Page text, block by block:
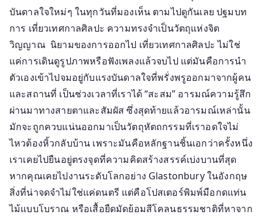
ศิลปะ
เปลี่ยน
บ้าน
เป็น
แกล
เลอ
ชีวิต
บันดาลใจใหม่ๆ ในทุกวันที่มองเห็น ตามไปดูกันเลย ปฐมบท
การ เที่ยวเทศกาลศิลปะ ความทรงจำเป็นวัตถุแห่งจิต
วิญญาณ นิยามของการออกไป เที่ยวเทศกาลศิลปะ ไม่ใช่
แค่การเดินดูรูปภาพหรือฟังเพลงแล้วจบไป แต่มันคือการนำ
ตัวเองเข้าไปจมอยู่กับแรงบันดาลใจที่พรั่งพรูออกมาจากผู้คน
และสถานที่ เป็นช่วงเวลาที่เราได้ “สะสม” อารมณ์ความรู้สึก
ผ่านมาทางสายตาและสัมผัส ซึ่งสุดท้ายแล้วอารมณ์เหล่านั้น
มักจะถูกควบแน่นออกมาเป็นวัตถุหัตถกรรมที่เราอดใจไม่
ไหวต้องหิ้วกลับบ้าน เพราะมันคือหลักฐานชิ้นเอกว่าครั้งหนึ่ง
เราเคยไปยืนอยู่ตรงจุดที่ความคิดสร้างสรรค์เบ่งบานที่สุด
หากคุณเคยไปงานระดับโลกอย่าง Glastonbury ในอังกฤษ
สิ่งที่น่าจดจำไม่ใช่แค่ดนตรี แต่คือโปสเตอร์พิมพ์มือกดแท่น
ไม้แบบโบราณ หรือเสื้อยืดมัดย้อมสีโคลนธรรมชาติที่หาจาก